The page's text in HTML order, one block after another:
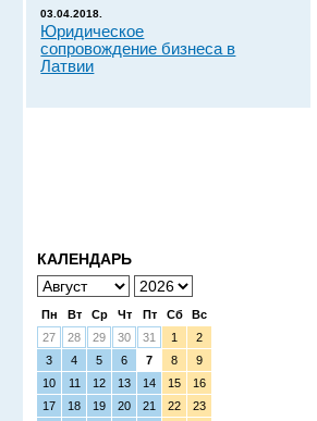
03.04.2018.
Юридическое
сопровождение бизнеса в
Латвии
КАЛЕНДАРЬ
Пн Вт Ср Чт Пт Сб
Вс
27
28 29 30 31 1
2
3
4 5 6 7 8
9
10
11 12 13 14 15
16
17
18 19 20 21 22
23